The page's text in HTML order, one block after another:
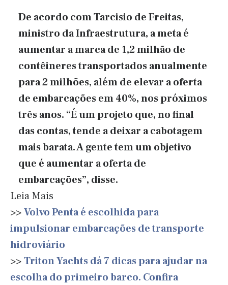
De acordo com Tarcisio de Freitas,
ministro da Infraestrutura, a meta é
aumentar a marca de 1,2 milhão de
contêineres transportados anualmente
para 2 milhões, além de elevar a oferta
de embarcações em 40%, nos próximos
três anos. “É um projeto que, no final
das contas, tende a deixar a cabotagem
mais barata. A gente tem um objetivo
que é aumentar a oferta de
embarcações”, disse.
Leia Mais
>>Volvo Penta é escolhida para
impulsionar embarcações de transporte
hidroviário
>>Triton Yachts dá 7 dicas para ajudar na
escolha do primeiro barco. Confira